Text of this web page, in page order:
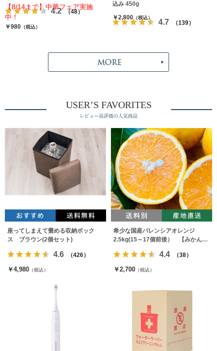
4.2 （48）
【8/14まで】中華フェア実施
中！
￥980 （税込）
込み 450g
4.7 （139）
￥2,800（税込）
USER’S FAVORITES
レビュー高評価の人気商品
座ってしまえて畳める収納ボック
ス ブラウン(2個セット)
4.6 （426）
￥4,980 （税込）
希少な国産バレンシアオレンジ
2.5kg(15～17個前後） 【みかんの
4.4 （38）
￥2,700 （税込）